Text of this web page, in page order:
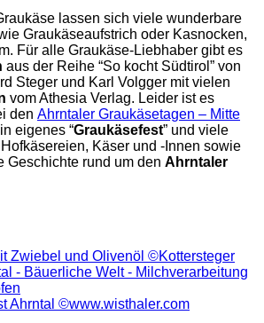
lassen sich viele wunderbare
Graukäseaufstrich oder Kasnocken,
Für alle Graukäse-Liebhaber gibt es
aus der Reihe “So kocht Südtirol” von
Steger und Karl Volgger mit vielen
vom Athesia Verlag. Leider ist es
den Ahrntaler Graukäsetagen – Mitte
eigenes “Graukäsefest” und viele
Käser und -Innen sowie
Geschichte rund um den Ahrntaler